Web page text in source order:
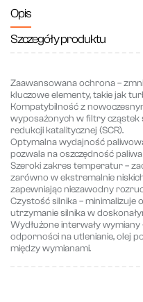
Opis
Szczegóły produktu
Zaawansowana ochrona–
kluczowe elementy, takie jak
Kompatybilność z
wyposażonych w filtry cząstek
redukcji katalitycznej (SCR).
Optymalna wydajność
pozwala na oszczędność
Szeroki zakres temperatur–
zarówno w ekstremalnie
zapewniając niezawodny
Czystość silnika– minimalizuje
utrzymanie silnika w
Wydłużone interwały wymiany
odporności na utlenianie, olej
między wymianami.